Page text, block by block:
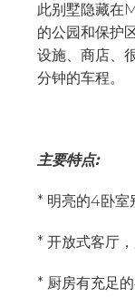
此别墅隐藏在
的公园和保护
设施、商店、
分钟的车程。
主要特点:
* 明亮的4卧室
* 开放式客厅
* 厨房有充足